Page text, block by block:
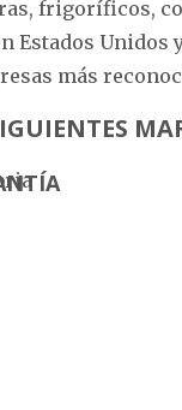
frigoríficos,
más